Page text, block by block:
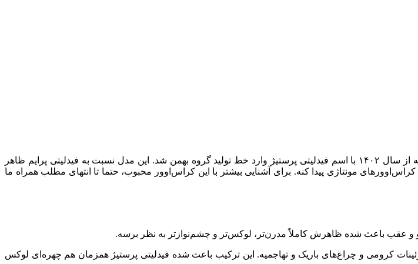
چری در سال ۲۰۲۱ نسخه لوکس‌تر و مجهزتر این خودرو رو با نام جتور X70 پلاس معرفی کرد که از سال ۱۴۰۲ با اسم فیدلیتی پرستیژ وارد خط تولید گروه بهمن شد. این مدل نسبت به فیدلیتی پرایم ظاهر
مونتاژی پیدا کنه. برای آشنایی بیشتر با این کراس‌اوور محبوب، حتما تا انتهای مطلب همراه ما
و عقب باعث شده ظاهرش کاملاً مدرن‌تر، لوکس‌تر و چشم‌نوازتر به نظر برسه.
کرومی و چراغ‌های باریک و تهاجمیه. این ترکیب باعث شده فیدلیتی پرستیژ همزمان هم چهره‌ای لوکس